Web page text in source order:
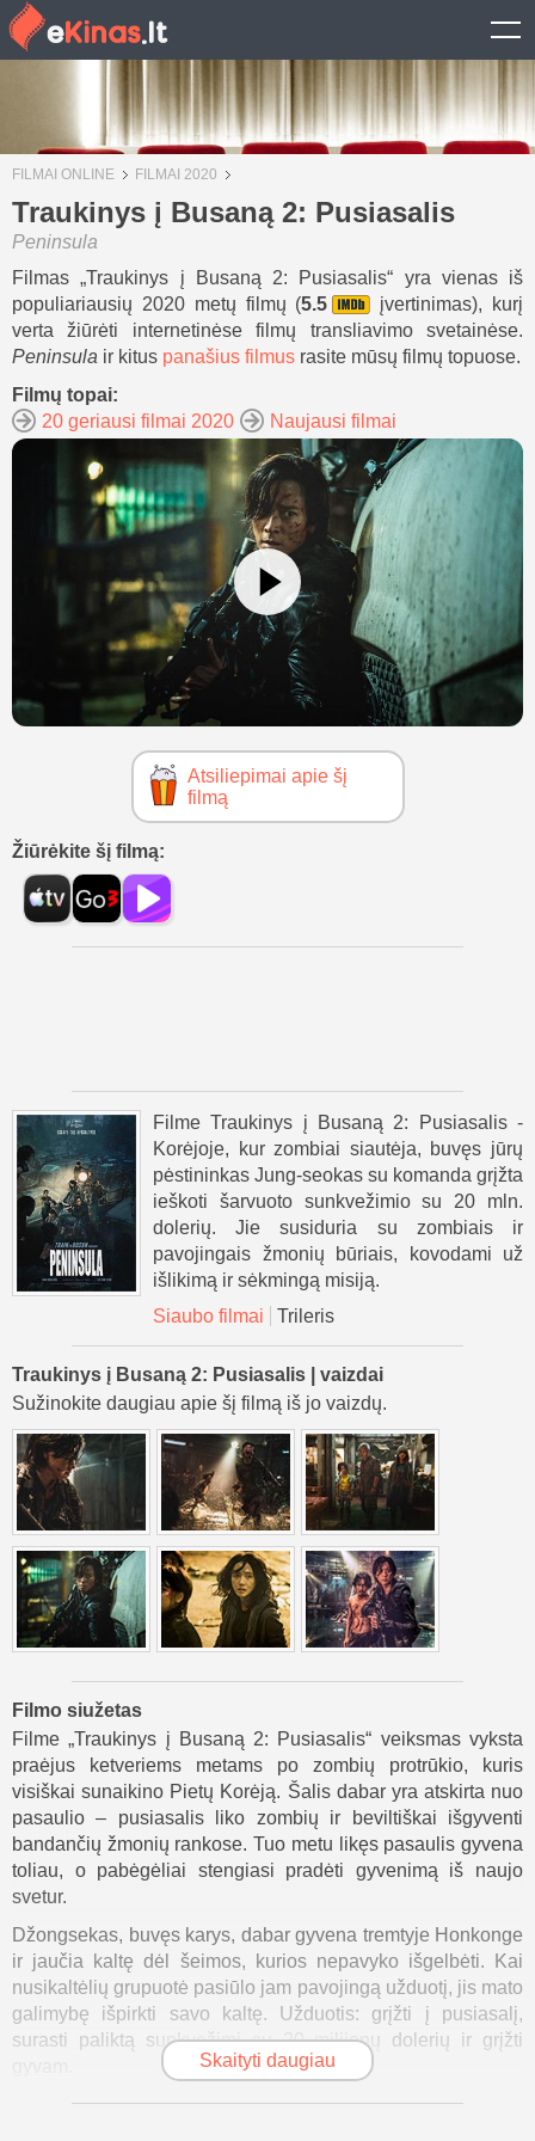
FILMAI ONLINE FILMAI 2020
Traukinys į Busaną 2: Pusiasalis
Peninsula
Filmas „Traukinys į Busaną 2: Pusiasalis“ yra vienas iš
populiariausių 2020 metų filmų (5.5
įvertinimas), kurį
verta žiūrėti internetinėse filmų transliavimo svetainėse.
Peninsula ir kitus panašius filmus rasite mūsų filmų topuose.
Filmų topai:
20 geriausi filmai 2020
Naujausi filmai
Atsiliepimai apie šį
filmą
Žiūrėkite šį filmą:
Filme Traukinys į Busaną 2: Pusiasalis -
Korėjoje, kur zombiai siautėja, buvęs jūrų
pėstininkas Jung-seokas su komanda grįžta
ieškoti šarvuoto sunkvežimio su 20 mln.
dolerių. Jie susiduria su zombiais ir
pavojingais žmonių būriais, kovodami už
išlikimą ir sėkmingą misiją.
Siaubo filmai
Trileris
Traukinys į Busaną 2: Pusiasalis | vaizdai
Sužinokite daugiau apie šį filmą iš jo vaizdų.
Filmo siužetas
Filme „Traukinys į Busaną 2: Pusiasalis“ veiksmas vyksta
praėjus ketveriems metams po zombių protrūkio, kuris
visiškai sunaikino Pietų Korėją. Šalis dabar yra atskirta nuo
pasaulio – pusiasalis liko zombių ir beviltiškai išgyventi
bandančių žmonių rankose. Tuo metu likęs pasaulis gyvena
toliau, o pabėgėliai stengiasi pradėti gyvenimą iš naujo
svetur.
Džongsekas, buvęs karys, dabar gyvena tremtyje Honkonge
ir jaučia kaltę dėl šeimos, kurios nepavyko išgelbėti. Kai
nusikaltėlių grupuotė pasiūlo jam pavojingą užduotį, jis mato
galimybę išpirkti savo kaltę. Užduotis: grįžti į pusiasalį,
surasti paliktą sunkvežimį su 20 milijonų dolerių ir grįžti
Jis suburia nedidelę komandą ir naktį grįžta į zombių
Skaityti daugiau